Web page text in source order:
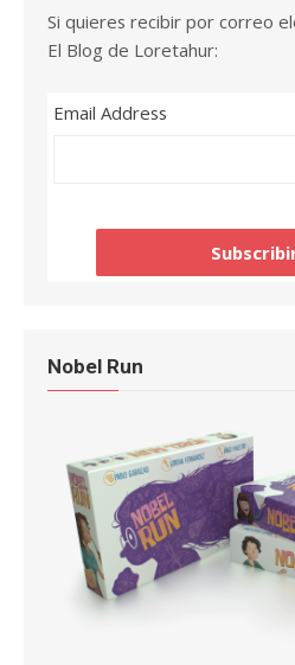
Si quieres recibir por correo
El Blog de Loretahur:
Email Address
Nobel Run